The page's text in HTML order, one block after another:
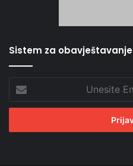
Sistem za obavještavanje
Email
adresu